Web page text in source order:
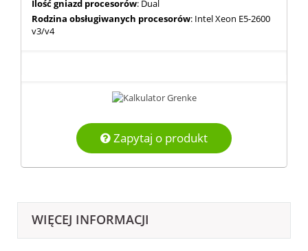
Ilość gniazd procesorów: Dual
Rodzina obsługiwanych procesorów: Intel Xeon E5-2600
v3/v4
Zapytaj o produkt
WIĘCEJ INFORMACJI